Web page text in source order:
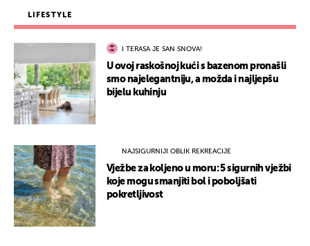
LIFESTYLE
I TERASA JE SAN SNOVA!
U ovoj raskošnoj kući s bazenom pronašli
smo najelegantniju, a možda i najljepšu
bijelu kuhinju
NAJSIGURNIJI OBLIK REKREACIJE
Vježbe za koljeno u moru: 5 sigurnih vježbi
koje mogu smanjiti bol i poboljšati
pokretljivost